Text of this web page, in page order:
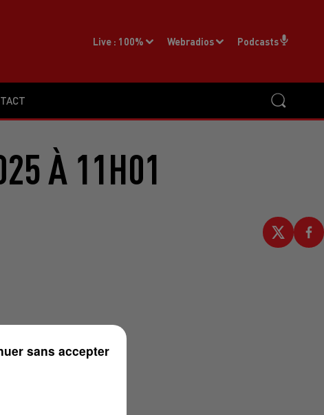
Live : 100% Webradios Podcasts
À 11H01
sans accepter